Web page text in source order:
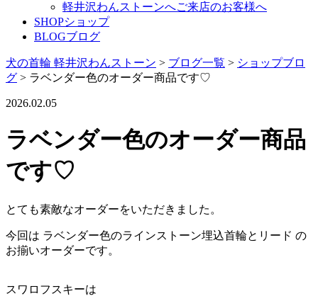
軽井沢わんストーンへご来店のお客様へ
SHOPショップ
BLOGブログ
犬の首輪 軽井沢わんストーン > ブログ一覧 > ショップブロ
グ > ラベンダー色のオーダー商品です♡
2026.02.05
ラベンダー色のオーダー商品
です♡
とても素敵なオーダーをいただきました。
今回は ラベンダー色のラインストーン埋込首輪とリード の
お揃いオーダーです。
スワロフスキーは